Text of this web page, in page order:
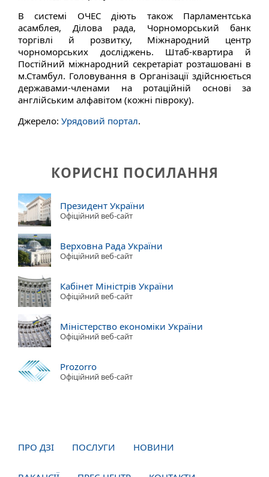
В системі ОЧЕС діють також Парламентська
асамблея, Ділова рада, Чорноморський банк
торгівлі й розвитку, Міжнародний центр
чорноморських досліджень. Штаб-квартира й
Постійний міжнародний секретаріат розташовані в
м.Стамбул. Головування в Організації здійснюється
державами-членами на ротаційній основі за
англійським алфавітом (кожні півроку).
Джерело: Урядовий портал.
КОРИСНІ ПОСИЛАННЯ
Президент України
Офіційний веб-сайт
Верховна Рада України
Офіційний веб-сайт
Кабінет Міністрів України
Офіційний веб-сайт
Міністерство економіки України
Офіційний веб-сайт
Prozorro
Офіційний веб-сайт
ПРО ДЗІ ПОСЛУГИ НОВИНИ